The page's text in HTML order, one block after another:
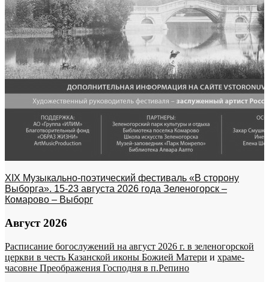
XIX Музыкально-поэтический фестиваль «В сторону
Выборга». 15-23 августа 2026 года Зеленогорск –
Комарово – Выборг
Август 2026
Расписание богослужений на август 2026 г. в зеленогорской
церкви в честь Казанской иконы Божией Матери и храме-
часовне Преображения Господня в п.Репино